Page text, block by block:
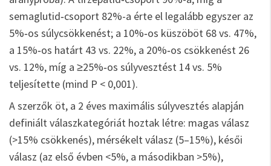
semaglutid‑csoport 82%-a érte el legalább egyszer az
5%‑os súlycsökkenést; a 10%‑os küszöböt 68 vs. 47%,
a 15%‑os határt 43 vs. 22%, a 20%‑os csökkenést 26
vs. 12%, míg a ≥25%‑os súlyvesztést 14 vs. 5%
teljesítette (mind P < 0,001).
A szerzők öt, a 2 éves maximális súlyvesztés alapján
definiált válaszkategóriát hoztak létre: magas válasz
(>15% csökkenés), mérsékelt válasz (5–15%), késői
válasz (az első évben <5%, a másodikban >5%),